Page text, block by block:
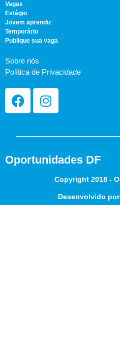
Vagas
Estágio
Jovem aprendiz
Temporário
Publique sua vaga
Sobre nós
Política de Privacidade
Oportunidades DF
Copyright 2018 -
Desenvolvido